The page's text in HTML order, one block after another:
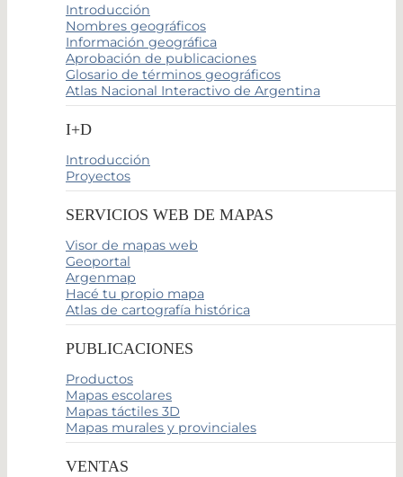
Introducción
Nombres geográficos
Información geográfica
Aprobación de publicaciones
Glosario de términos geográficos
Atlas Nacional Interactivo de Argentina
I+D
Introducción
Proyectos
SERVICIOS WEB DE MAPAS
Visor de mapas web
Geoportal
Argenmap
Hacé tu propio mapa
Atlas de cartografía histórica
PUBLICACIONES
Productos
Mapas escolares
Mapas táctiles 3D
Mapas murales y provinciales
VENTAS